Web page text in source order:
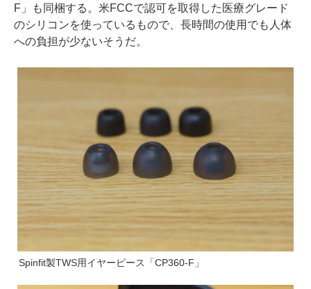
F」も同梱する。米FCCで認可を取得した医療グレード
のシリコンを使っているもので、長時間の使用でも人体
への負担が少ないそうだ。
Spinfit製TWS用イヤーピース「CP360-F」